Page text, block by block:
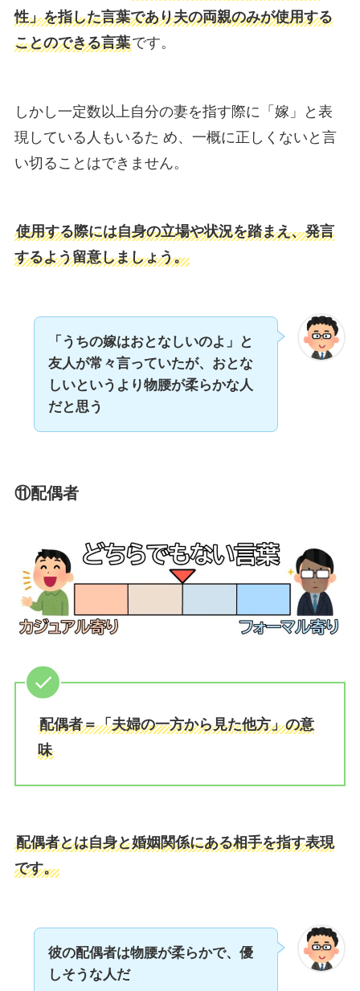
性」を指した言葉であり夫の両親のみが使用する
ことのできる言葉です。
しかし一定数以上自分の妻を指す際に「嫁」と表
現している人もいるた め、一概に正しくないと言
い切ることはできません。
使用する際には自身の立場や状況を踏まえ、発言
するよう留意しましょう。
「うちの嫁はおとなしいのよ」と
友人が常々言っていたが、おとな
しいというより物腰が柔らかな人
だと思う
⑪配偶者
配偶者＝「夫婦の一方から見た他方」の意
味
配偶者とは自身と婚姻関係にある相手を指す表現
です。
彼の配偶者は物腰が柔らかで、優
しそうな人だ